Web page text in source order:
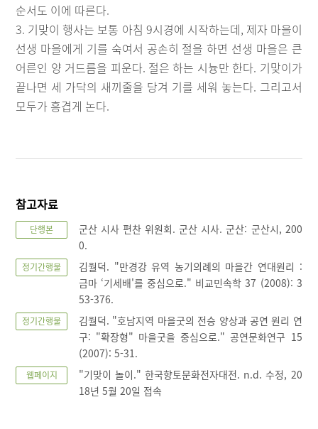
순서도 이에 따른다.
3. 기맞이 행사는 보통 아침 9시경에 시작하는데, 제자 마을이
선생 마을에게 기를 숙여서 공손히 절을 하면 선생 마을은 큰
어른인 양 거드름을 피운다. 절은 하는 시늉만 한다. 기맞이가
끝나면 세 가닥의 새끼줄을 당겨 기를 세워 놓는다. 그리고서
모두가 흥겹게 논다.
참고자료
단행본
군산 시사 편찬 위원회. 군산 시사. 군산: 군산시, 200
0.
정기간행물
김월덕. "만경강 유역 농기의례의 마을간 연대원리 :
금마 ‘기세배'를 중심으로." 비교민속학 37 (2008): 3
53-376.
정기간행물
김월덕. "호남지역 마을굿의 전승 양상과 공연 원리 연
구: "확장형" 마을굿을 중심으로." 공연문화연구 15
(2007): 5-31.
웹페이지
"기맞이 놀이." 한국향토문화전자대전. n.d. 수정, 20
18년 5월 20일 접속